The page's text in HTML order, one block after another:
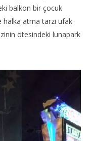
balkon bir çocuk
halka atma tarzı ufak
ötesindeki lunapark